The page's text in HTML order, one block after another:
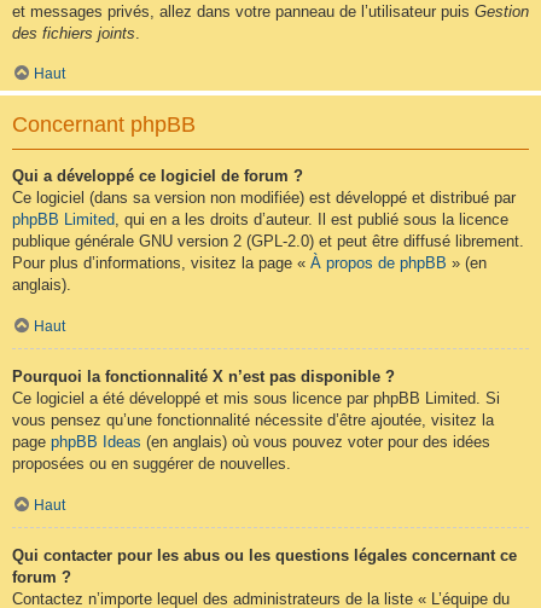
et messages privés, allez dans votre panneau de l’utilisateur puis Gestion
des fichiers joints
Haut
Concernant phpBB
Qui a développé ce logiciel de forum ?
Ce logiciel (dans sa version non modifiée) est développé et distribué par
phpBB Limited, qui en a les droits d’auteur. Il est publié sous la licence
publique générale GNU version 2 (GPL-2.0) et peut être diffusé librement.
Pour plus d’informations, visitez la page « À propos de phpBB » (en
anglais).
Haut
Pourquoi la fonctionnalité X n’est pas disponible ?
Ce logiciel a été développé et mis sous licence par phpBB Limited. Si
vous pensez qu’une fonctionnalité nécessite d’être ajoutée, visitez la
page phpBB Ideas (en anglais) où vous pouvez voter pour des idées
proposées ou en suggérer de nouvelles.
Haut
Qui contacter pour les abus ou les questions légales concernant ce
forum ?
Contactez n’importe lequel des administrateurs de la liste « L’équipe du